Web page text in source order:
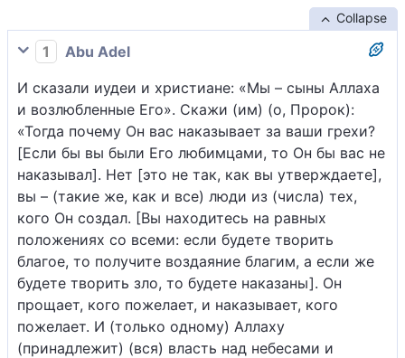
Collapse
1
Abu Adel
И сказали иудеи и христиане: «Мы – сыны Аллаха
и возлюбленные Его». Скажи (им) (о, Пророк):
«Тогда почему Он вас наказывает за ваши грехи?
[Если бы вы были Его любимцами, то Он бы вас не
наказывал]. Нет [это не так, как вы утверждаете],
вы – (такие же, как и все) люди из (числа) тех,
кого Он создал. [Вы находитесь на равных
положениях со всеми: если будете творить
благое, то получите воздаяние благим, а если же
будете творить зло, то будете наказаны]. Он
прощает, кого пожелает, и наказывает, кого
пожелает. И (только одному) Аллаху
(принадлежит) (вся) власть над небесами и